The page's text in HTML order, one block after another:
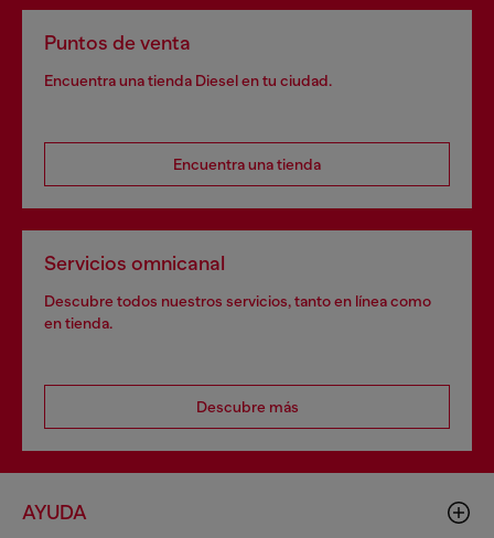
Puntos de venta
Encuentra una tienda Diesel en tu ciudad.
Encuentra una tienda
Servicios omnicanal
Descubre todos nuestros servicios, tanto en línea como
en tienda.
Descubre más
AYUDA